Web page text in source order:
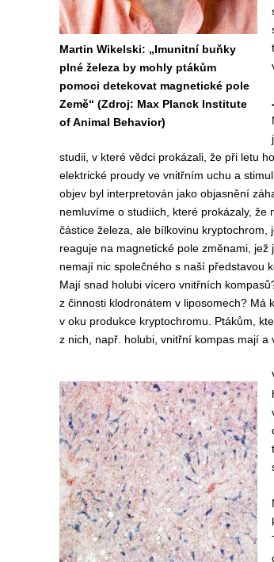
Martin Wikelski: „Imunitní buňky
plné železa by mohly ptákům
pomoci detekovat magnetické pole
Země“ (Zdroj: Max Planck Institute
of Animal Behavior)
studii, v které vědci prokázali, že při letu
elektrické proudy ve vnitřním uchu a
objev byl interpretován jako objasnění
nemluvíme o studiích, které prokázaly, že
částice železa, ale bílkovinu
reaguje na magnetické pole změnami,
nemají nic společného s naší představou
Mají snad holubi vícero vnitřních
z činnosti klodronátem v liposomech? Má
v oku produkce kryptochromu. Ptákům,
z nich, např. holubi, vnitřní kompas mají